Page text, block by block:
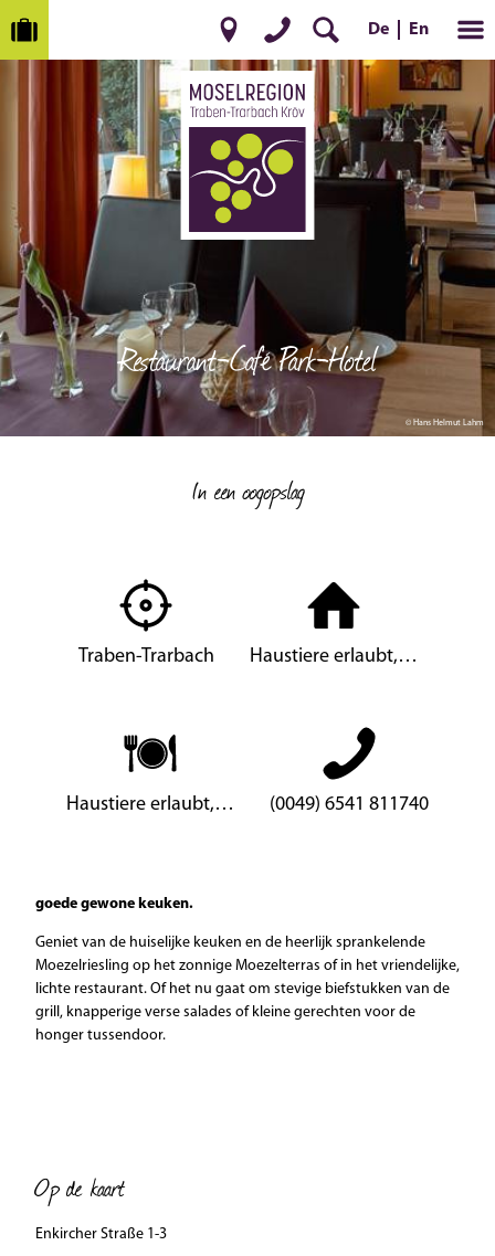
De En
© Hans Helmut Lahm
Restaurant-Café Park-Hotel
In een oogopslag
Traben-Trarbach Haustiere erlaubt,…
Haustiere erlaubt,… (0049) 6541 811740
goede gewone keuken.
Geniet van de huiselijke keuken en de heerlijk sprankelende
Moezelriesling op het zonnige Moezelterras of in het vriendelijke,
lichte restaurant. Of het nu gaat om stevige biefstukken van de
grill, knapperige verse salades of kleine gerechten voor de
honger tussendoor.
Op de kaart
Enkircher Straße 1-3